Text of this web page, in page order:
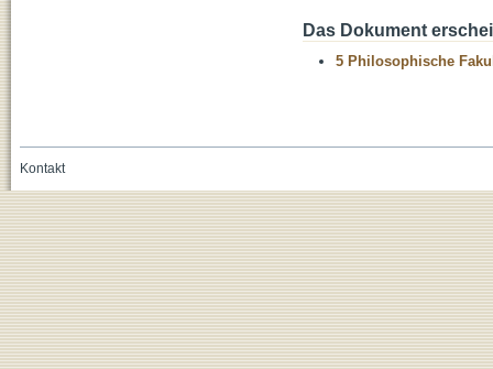
Das Dokument
5 Philosophische
Kontakt